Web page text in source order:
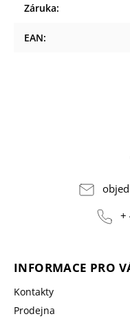
Záruka:
EAN:
+
INFORMACE PRO
Kontakty
Prodejna